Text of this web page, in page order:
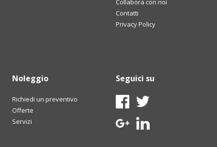
Collabora con noi
Contatti
Privacy Policy
Noleggio
Richiedi un preventivo
Offerte
Servizi
Seguici su